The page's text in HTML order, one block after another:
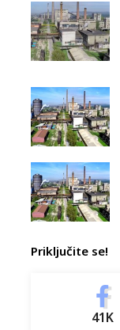
Priključite se!
41K